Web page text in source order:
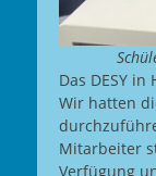
Das DESY
Wir hatten
Mitarbeiter
Verfügung